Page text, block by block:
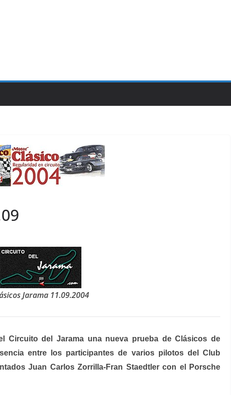
Jarama 11.09.2004
Circuito del Jarama una nueva prueba de Clásicos de
entre los participantes de varios pilotos del Club
Juan Carlos Zorrilla-Fran Staedtler con el Porsche